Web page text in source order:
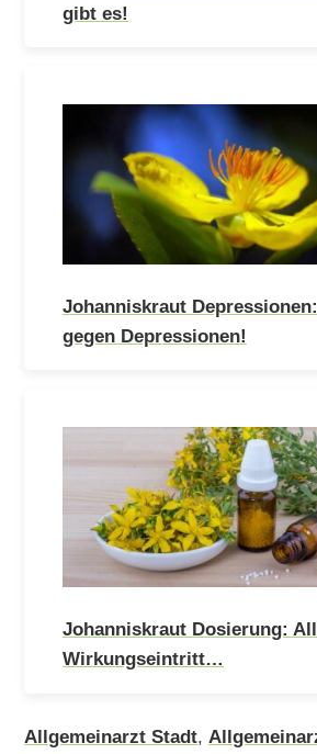
gibt es!
Johanniskraut
gegen Depressionen!
Johanniskraut Dosierung:
Wirkungseintritt…
Allgemeinarzt Stadt,